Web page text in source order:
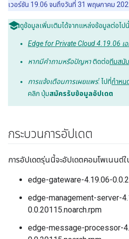
เวอร์ชัน 19.06 จนถึงวันที่ 31 พฤษภาคม
ดูข้อมูลเพิ่มเติมได้จากแหล่งข้อมูลต่อไปนี้
Edge for Private Cloud 4.19.06 เ
หากมีคำถามหรือปัญหาติดต่อทีมสนั
การแจ้งเตือนการเผยแพร่: ไปที่กำหน
คลิก ปุ่มสมัครรับข้อมูลอัปเดต
กระบวนการอัปเดต
การอัปเดตรุ่นนี้จะอัปเดตคอมโพเนนต์
edge-gateware-4.19.06-
edge-management-server-
0.0.20115.noarch.rpm
edge-message-processor-